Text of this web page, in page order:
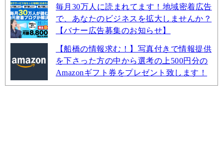
毎月30万人に読まれてます！地域密着広告
で、あなたのビジネスを拡大しませんか？
【バナー広告募集のお知らせ】
【船橋の情報求む！】写真付きで情報提供
を下さった方の中から選考の上500円分の
Amazonギフト券をプレゼント致します！